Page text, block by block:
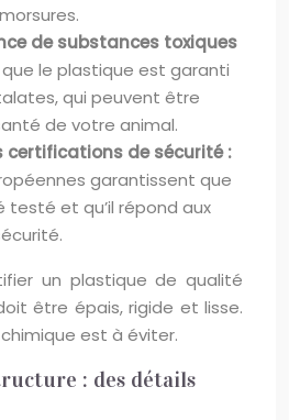
de substances toxiques
le plastique est garanti
qui peuvent être
de votre animal.
certifications de sécurité :
garantissent que
et qu’il répond aux
un plastique de qualité
être épais, rigide et lisse.
est à éviter.
: des détails